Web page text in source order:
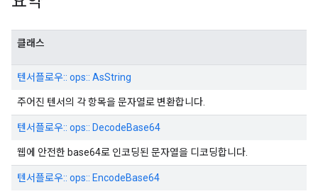
클래스
텐서플로우:: ops:: AsString
주어진 텐서의 각 항목을 문자열로 변환합니다.
텐서플로우:: ops:: DecodeBase64
웹에 안전한 base64로 인코딩된 문자열을 디코딩합니다.
텐서플로우:: ops:: EncodeBase64